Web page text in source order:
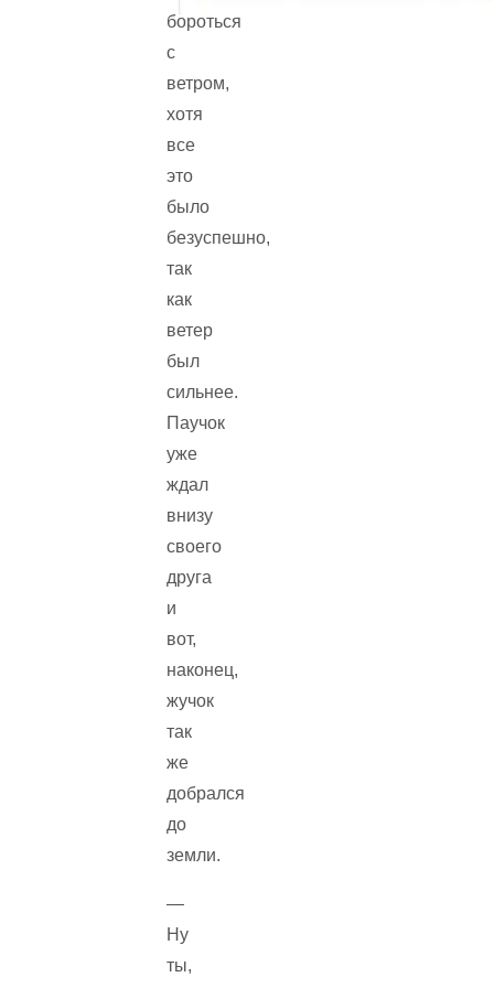
бороться
с
ветром,
хотя
все
это
было
безуспешно,
так
как
ветер
был
сильнее.
Паучок
уже
ждал
внизу
своего
друга
и
вот,
наконец,
жучок
так
же
добрался
до
земли.
—
Ну
ты,